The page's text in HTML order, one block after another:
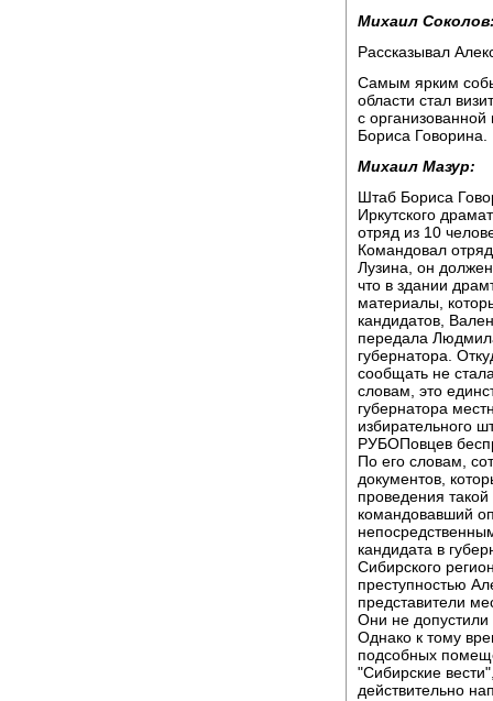
Михаил
Рассказывал
Самым ярким
области стал
с
Бориса
Михаил Мазур:
Штаб Бориса
Иркутского
отряд из 10
Командовал
Лузина, он
что в здании
материалы,
кандидатов,
передала
губернатора.
сообщать не
словам, это
губернатора
избирательного
РУБОПовцев
По его словам,
документов,
проведения
командовавший
кандидата в
Сибирского
преступностью
представители
Они не
Однако к тому
подсобных
"Сибирские
действительно